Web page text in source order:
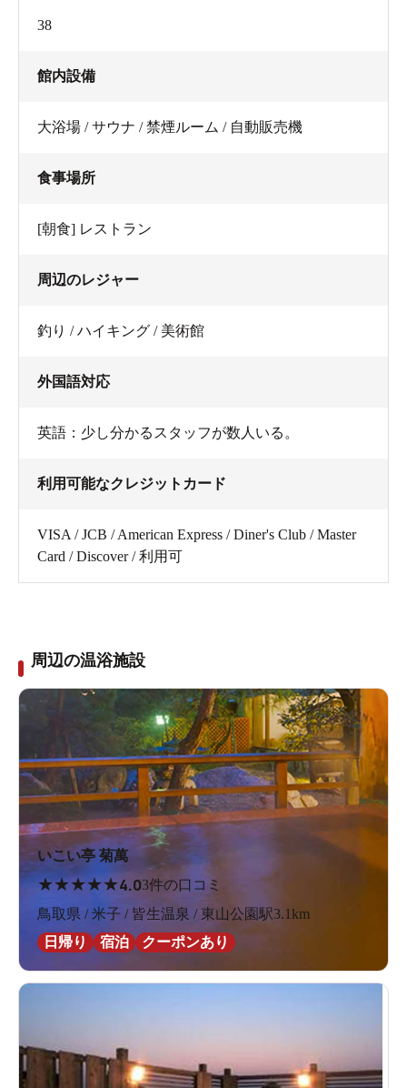
38
館内設備
大浴場 / サウナ / 禁煙ルーム / 自動販売機
食事場所
[朝食] レストラン
周辺のレジャー
釣り / ハイキング / 美術館
外国語対応
英語：少し分かるスタッフが数人いる。
利用可能なクレジットカード
VISA / JCB / American Express / Diner's Club / Master
Card / Discover / 利用可
周辺の温浴施設
いこい亭 菊萬
★★★★★4.03件の口コミ
鳥取県 / 米子 / 皆生温泉 / 東山公園駅3.1km
日帰り
宿泊 クーポンあり